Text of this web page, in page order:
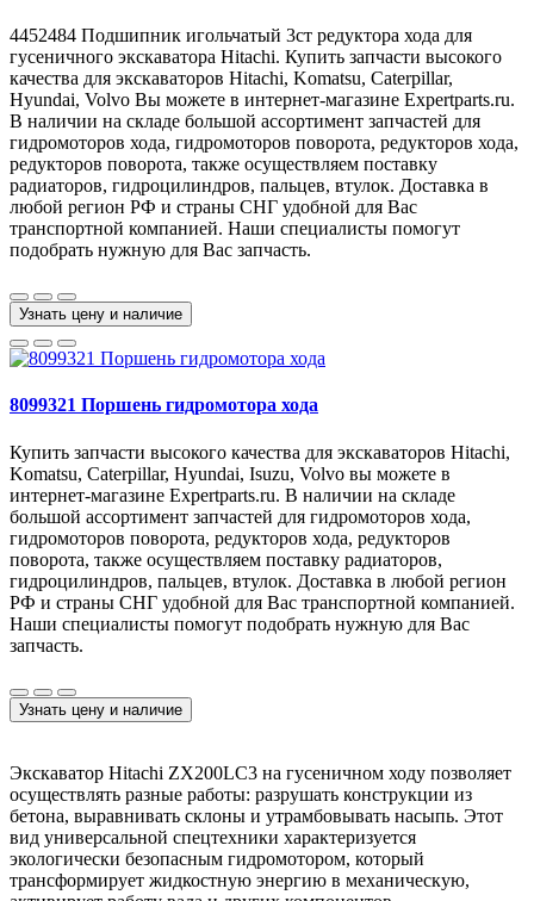
4452484 Подшипник игольчатый 3ст редуктора хода для
гусеничного экскаватора Hitachi. Купить запчасти высокого
качества для экскаваторов Hitachi, Komatsu, Caterpillar,
Hyundai, Volvo Вы можете в интернет-магазине Expertparts.ru.
В наличии на складе большой ассортимент запчастей для
гидромоторов хода, гидромоторов поворота, редукторов хода,
редукторов поворота, также осуществляем поставку
радиаторов, гидроцилиндров, пальцев, втулок. Доставка в
любой регион РФ и страны СНГ удобной для Вас
транспортной компанией. Наши специалисты помогут
подобрать нужную для Вас запчасть.
Узнать цену и наличие
8099321 Поршень гидромотора хода
Купить запчасти высокого качества для экскаваторов Hitachi,
Komatsu, Caterpillar, Hyundai, Isuzu, Volvo вы можете в
интернет-магазине Expertparts.ru. В наличии на складе
большой ассортимент запчастей для гидромоторов хода,
гидромоторов поворота, редукторов хода, редукторов
поворота, также осуществляем поставку радиаторов,
гидроцилиндров, пальцев, втулок. Доставка в любой регион
РФ и страны СНГ удобной для Вас транспортной компанией.
Наши специалисты помогут подобрать нужную для Вас
запчасть.
Узнать цену и наличие
Экскаватор Hitachi ZX200LC3 на гусеничном ходу позволяет
осуществлять разные работы: разрушать конструкции из
бетона, выравнивать склоны и утрамбовывать насыпь. Этот
вид универсальной спецтехники характеризуется
экологически безопасным гидромотором, который
трансформирует жидкостную энергию в механическую,